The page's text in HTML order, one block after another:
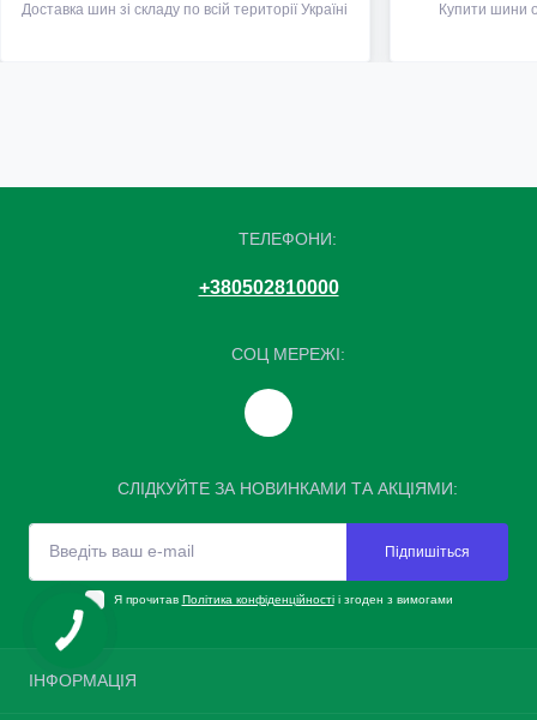
Доставка шин зі складу по всій території Україні Купити шини
ТЕЛЕФОНИ:
+380502810000
СОЦ МЕРЕЖІ:
СЛІДКУЙТЕ ЗА НОВИНКАМИ ТА АКЦІЯМИ:
Підпишіться
Я прочитав Політика конфіденційностіі згоден з вимогами
ІНФОРМАЦІЯ